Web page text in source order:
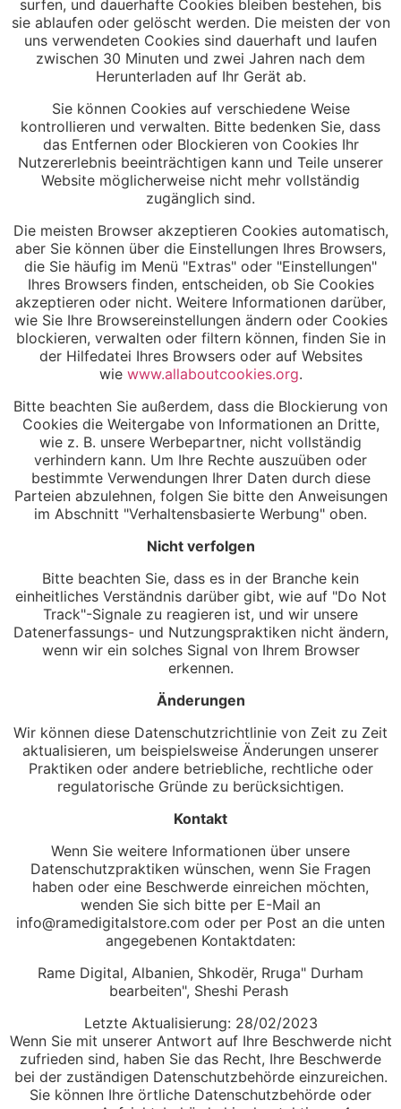
surfen, und dauerhafte Cookies bleiben bestehen, bis
sie ablaufen oder gelöscht werden. Die meisten der von
uns verwendeten Cookies sind dauerhaft und laufen
zwischen 30 Minuten und zwei Jahren nach dem
Herunterladen auf Ihr Gerät ab.
Sie können Cookies auf verschiedene Weise
kontrollieren und verwalten. Bitte bedenken Sie, dass
das Entfernen oder Blockieren von Cookies Ihr
Nutzererlebnis beeinträchtigen kann und Teile unserer
Website möglicherweise nicht mehr vollständig
zugänglich sind.
Die meisten Browser akzeptieren Cookies automatisch,
aber Sie können über die Einstellungen Ihres Browsers,
die Sie häufig im Menü "Extras" oder "Einstellungen"
Ihres Browsers finden, entscheiden, ob Sie Cookies
akzeptieren oder nicht. Weitere Informationen darüber,
wie Sie Ihre Browsereinstellungen ändern oder Cookies
blockieren, verwalten oder filtern können, finden Sie in
der Hilfedatei Ihres Browsers oder auf Websites
wie www.allaboutcookies.org.
Bitte beachten Sie außerdem, dass die Blockierung von
Cookies die Weitergabe von Informationen an Dritte,
wie z. B. unsere Werbepartner, nicht vollständig
verhindern kann. Um Ihre Rechte auszuüben oder
bestimmte Verwendungen Ihrer Daten durch diese
Parteien abzulehnen, folgen Sie bitte den Anweisungen
im Abschnitt "Verhaltensbasierte Werbung" oben.
Nicht verfolgen
Bitte beachten Sie, dass es in der Branche kein
einheitliches Verständnis darüber gibt, wie auf "Do Not
Track"-Signale zu reagieren ist, und wir unsere
Datenerfassungs- und Nutzungspraktiken nicht ändern,
wenn wir ein solches Signal von Ihrem Browser
erkennen.
Änderungen
Wir können diese Datenschutzrichtlinie von Zeit zu Zeit
aktualisieren, um beispielsweise Änderungen unserer
Praktiken oder andere betriebliche, rechtliche oder
regulatorische Gründe zu berücksichtigen.
Kontakt
Wenn Sie weitere Informationen über unsere
Datenschutzpraktiken wünschen, wenn Sie Fragen
haben oder eine Beschwerde einreichen möchten,
wenden Sie sich bitte per E-Mail an
info@ramedigitalstore.com oder per Post an die unten
angegebenen Kontaktdaten:
Rame Digital, Albanien, Shkodër, Rruga" Durham
bearbeiten", Sheshi Perash
Letzte Aktualisierung: 28/02/2023
Wenn Sie mit unserer Antwort auf Ihre Beschwerde nicht
zufrieden sind, haben Sie das Recht, Ihre Beschwerde
bei der zuständigen Datenschutzbehörde einzureichen.
Sie können Ihre örtliche Datenschutzbehörde oder